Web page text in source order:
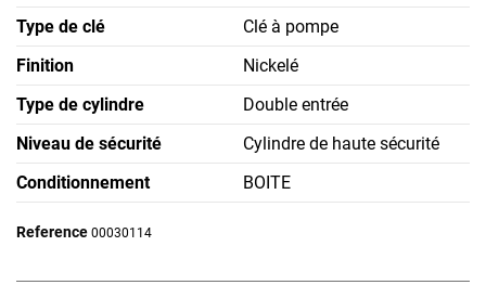
Type de clé
Clé à pompe
Finition
Nickelé
Type de cylindre
Double entrée
Niveau de sécurité
Cylindre de haute sécurité
Conditionnement
BOITE
Reference 00030114